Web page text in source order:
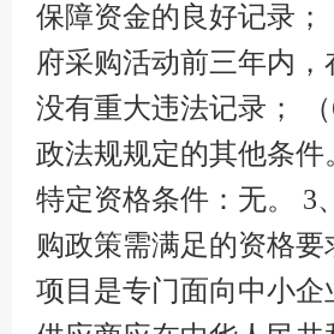
保障资金的良好记录；
府采购活动前三年内，
没有重大违法记录；
政法规规定的其他条件
特定资格条件：无。 3
购政策需满足的资格要
项目是专门面向中小企